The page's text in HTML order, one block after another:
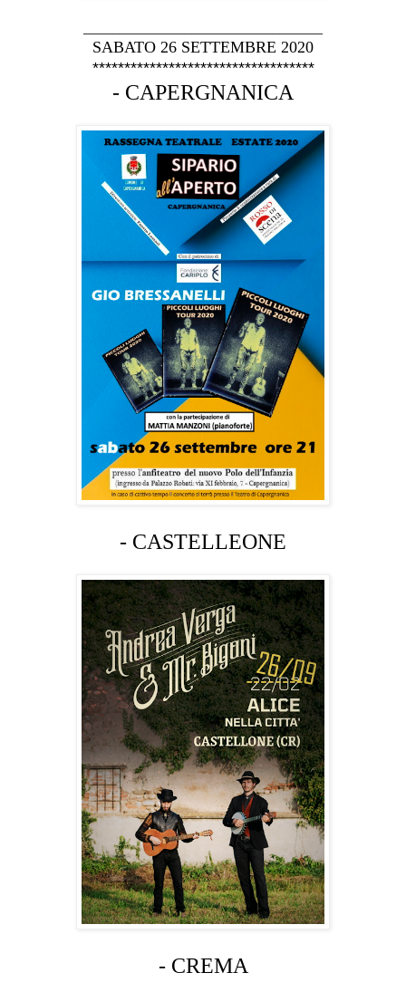
SABATO 26 SETTEMBRE 2020
***********************************
- CAPERGNANICA
- CASTELLEONE
- CREMA